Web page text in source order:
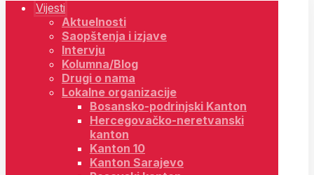
Vijesti
Aktuelnosti
Saopštenja i izjave
Intervju
Kolumna/Blog
Drugi o nama
Lokalne organizacije
Bosansko-podrinjski Kanton
Hercegovačko-neretvanski
kanton
Kanton 10
Kanton Sarajevo